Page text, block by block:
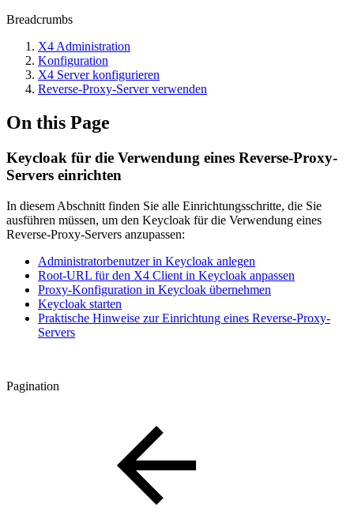
Breadcrumbs
X4 Administration
Konfiguration
X4 Server konfigurieren
Reverse-Proxy-Server verwenden
On this Page
Keycloak für die Verwendung eines Reverse-Proxy-
Servers einrichten
In diesem Abschnitt finden Sie alle Einrichtungsschritte, die Sie
ausführen müssen, um den Keycloak für die Verwendung eines
Reverse-Proxy-Servers anzupassen:
Administratorbenutzer in Keycloak anlegen
Root-URL für den X4 Client in Keycloak anpassen
Proxy-Konfiguration in Keycloak übernehmen
Keycloak starten
Praktische Hinweise zur Einrichtung eines Reverse-Proxy-
Servers
Pagination